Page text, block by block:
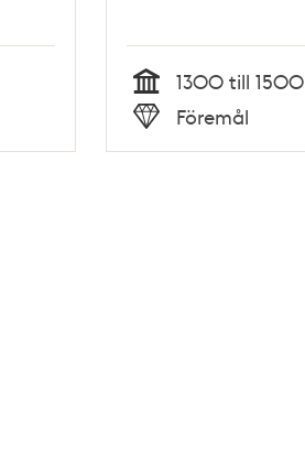
Tid
1300 till 1500
Typ
Föremål